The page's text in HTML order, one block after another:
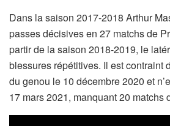
Dans la saison 2017-2018 Arthur
passes décisives en 27 matchs de
partir de la saison 2018-2019, le
blessures répétitives. Il est contraint
du genou le 10 décembre 2020 et
17 mars 2021, manquant 20 matchs